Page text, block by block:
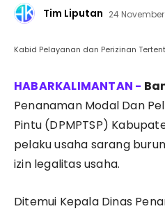
Tim Liputan 24 November
Kabid Pelayanan dan Perizinan
Penanaman Modal Dan
Pintu (DPMPTSP)
pelaku usaha sarang
izin legalitas usaha.
Ditemui Kepala Dinas